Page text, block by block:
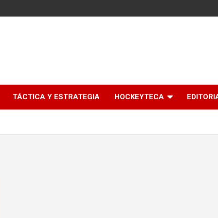
TÁCTICA Y ESTRATEGIA HOCKEYTECA